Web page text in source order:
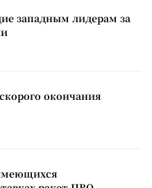
западным лидерам за
окончания